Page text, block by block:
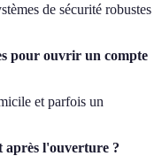
de sécurité robustes
pour ouvrir un compte
et parfois un
après l'ouverture ?